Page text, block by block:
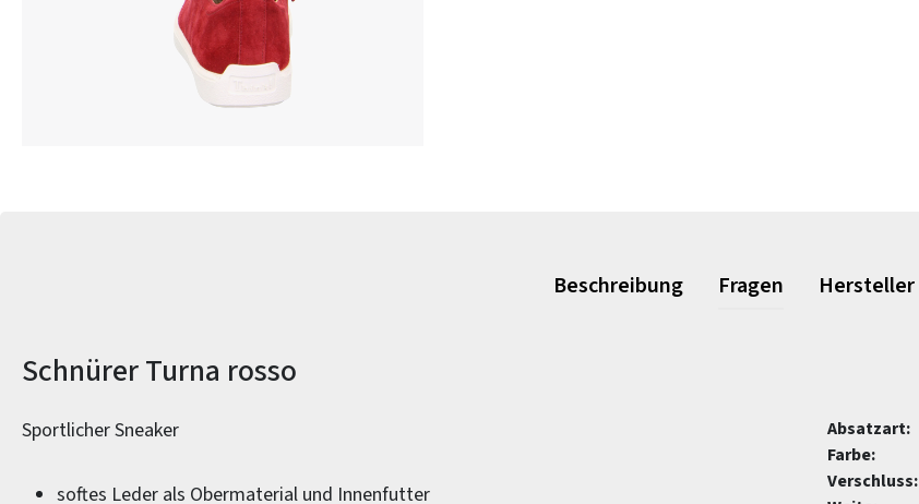
Beschreibung Fragen Hersteller
Produktinformationen
Schnürer Turna rosso
Sportlicher Sneaker
softes Leder als Obermaterial und Innenfutter
Absatzart:
Farbe:
Verschluss: